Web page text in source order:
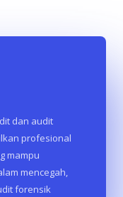
dan audit
profesional
mampu
mencegah,
forensik